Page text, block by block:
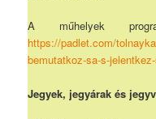
A műhelyek
https://padlet.com/
bemutatkoz-sa-s-
Jegyek, jegyárak és